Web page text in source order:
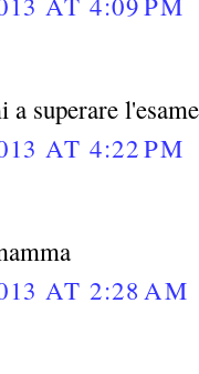
a superare
AT 4:22 PM
AT 2:28 AM